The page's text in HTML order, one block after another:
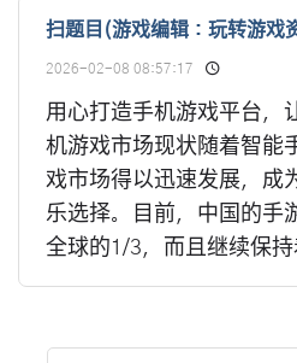
扫题目(游戏编辑：玩转游戏
2026-02-08 08:57:17
用心打造手机游戏平台，
机游戏市场现状随着智能
戏市场得以迅速发展，成
乐选择。目前，中国的手
全球的1/3，而且继续保